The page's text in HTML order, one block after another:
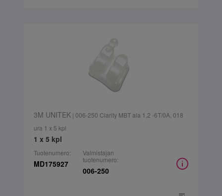
3M UNITEK| 006-250 Clarity MBT ala 1,2 -6T/0A, 018
ura 1 x 5 kpl
1 x 5 kpl
Tuotenumero:
MD175927
Valmistajan
tuotenumero:
006-250